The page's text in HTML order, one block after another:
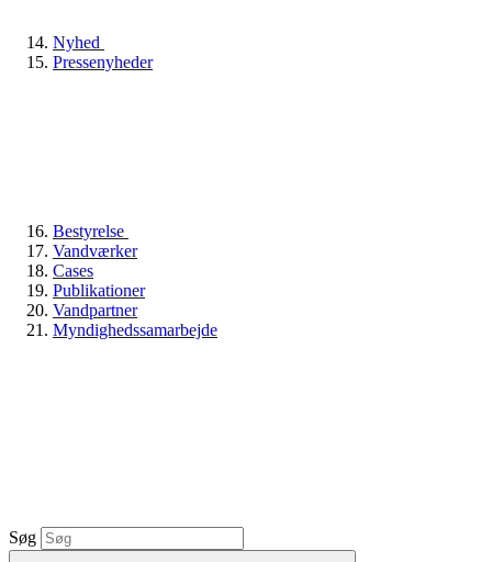
Nyhed
Pressenyheder
Bestyrelse
Vandværker
Cases
Publikationer
Vandpartner
Myndighedssamarbejde
Søg